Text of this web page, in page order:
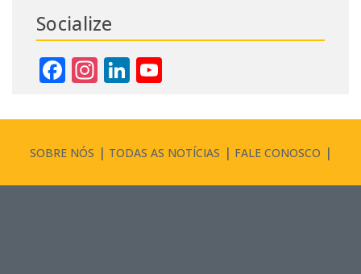
Socialize
Facebook
Instagram
LinkedIn
SOBRE NÓS TODAS AS NOTÍCIAS FALE CONOSCO